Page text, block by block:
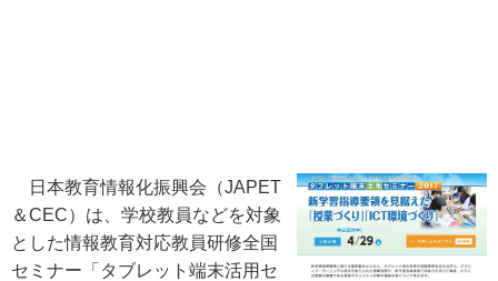
日本教育情報化振興会（JAPET
＆CEC）は、学校教員などを対象
とした情報教育対応教員研修全国
セミナー「タブレット端末活用セ